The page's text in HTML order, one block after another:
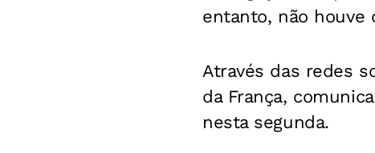
entanto, não houve
Através das redes
da França,
nesta segunda.